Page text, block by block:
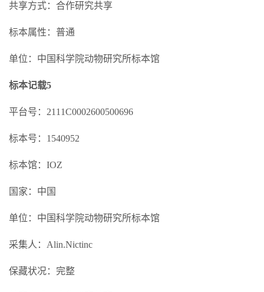
共享方式：合作研究共享
标本属性：普通
单位：中国科学院动物研究所标本馆
标本记载5
平台号：2111C0002600500696
标本号：1540952
标本馆：IOZ
国家：中国
单位：中国科学院动物研究所标本馆
采集人：Alin.Nictinc
保藏状况：完整